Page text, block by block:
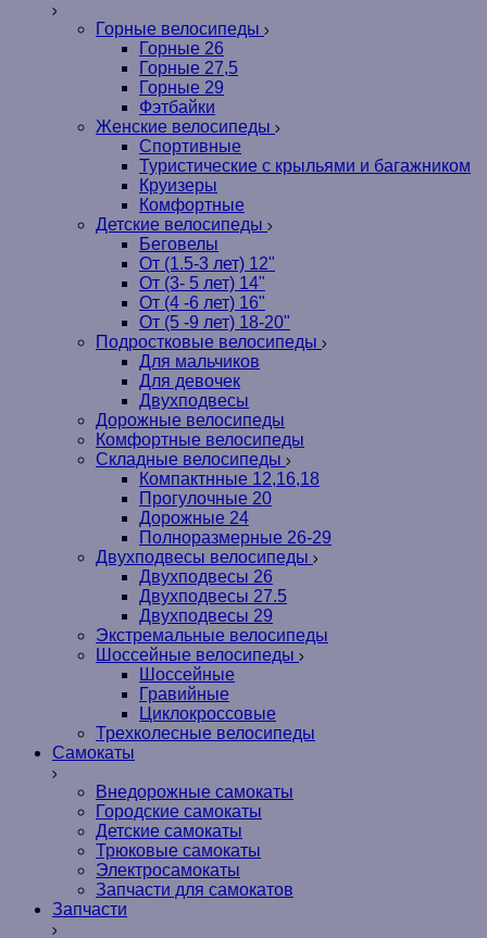
Горные велосипеды
Горные 26
Горные 27,5
Горные 29
Фэтбайки
Женские велосипеды
Спортивные
Туристические с крыльями и багажником
Круизеры
Комфортные
Детские велосипеды
Беговелы
От (1.5-3 лет) 12"
От (3- 5 лет) 14"
От (4 -6 лет) 16"
От (5 -9 лет) 18-20"
Подростковые велосипеды
Для мальчиков
Для девочек
Двухподвесы
Дорожные велосипеды
Комфортные велосипеды
Складные велосипеды
Компактнные 12,16,18
Прогулочные 20
Дорожные 24
Полноразмерные 26-29
Двухподвесы велосипеды
Двухподвесы 26
Двухподвесы 27.5
Двухподвесы 29
Экстремальные велосипеды
Шоссейные велосипеды
Шоссейные
Гравийные
Циклокроссовые
Трехколесные велосипеды
Самокаты
Внедорожные самокаты
Городские самокаты
Детские самокаты
Трюковые самокаты
Электросамокаты
Запчасти для самокатов
Запчасти